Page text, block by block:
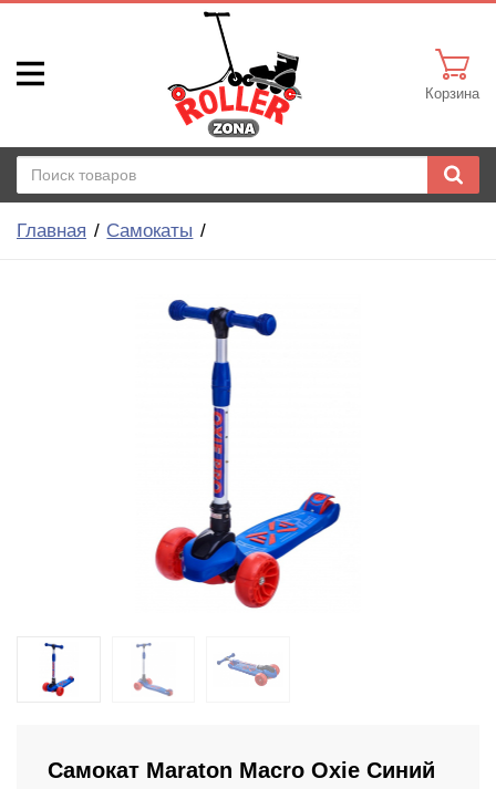
Корзина
Главная Самокаты
Самокат Maraton Macro Oxie Синий